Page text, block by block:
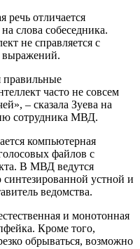
речь отличается
слова собеседника.
не справляется с
выражений.
правильные
часто не совсем
– сказала Зуева на
сотрудника МВД.
компьютерная
файлов с
В МВД ведутся
устной и
ведомства.
и монотонная
Кроме того,
обрываться, возможно